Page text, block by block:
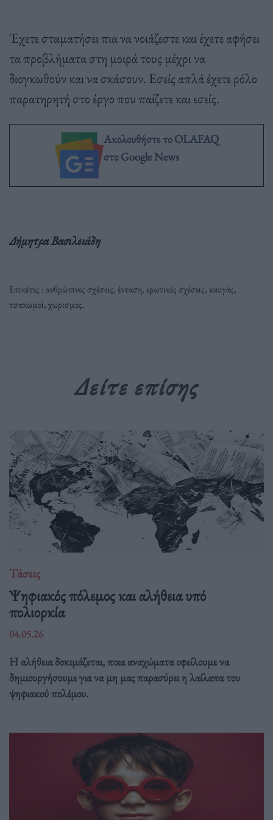
Έχετε σταματήσει πια να νοιάζεστε και έχετε αφήσει
τα προβλήματα στη μοιρά τους μέχρι να
διογκωθούν και να σκάσουν. Εσείς απλά έχετε ρόλο
παρατηρητή στο έργο που παίζετε και εσείς.
Ακολουθήστε το OLAFAQ
στο Google News
Δήμητρα Βασιλειάδη
Ετικέτες :ανθρώπινες σχέσεις, ένταση, ερωτικές σχέσεις,καυγάς,
τσακωμοί,χωρισμος.
Δείτε επίσης
Τάσεις
Ψηφιακός πόλεμος και αλήθεια υπό
πολιορκία
04.05.26
Η αλήθεια δοκιμάζεται, ποια αναχώματα οφείλουμε να
δημιουργήσουμε για να μη μας παρασύρει η λαίλαπα του
ψηφιακού πολέμου.